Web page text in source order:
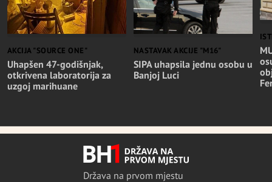
AKCIJA "SOURCE ONE"
Uhapšen 47-godišnjak,
otkrivena laboratorija za
uzgoj marihuane
NASTAVAK AKCIJE "M16"
SIPA uhapsila jednu osobu u
Banjoj Luci
Država na prvom mjestu